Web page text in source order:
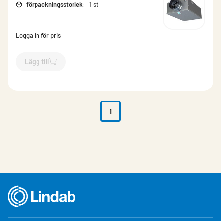
förpackningsstorlek: 1 st
Logga in för pris
Lägg till
`$Lägg till
1